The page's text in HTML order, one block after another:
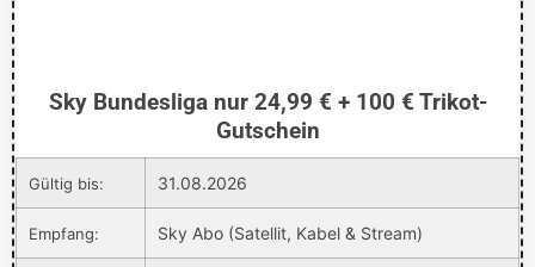
Sky Bundesliga nur 24,99 € + 100 € Trikot-
Gutschein
Gültig bis: 31.08.2026
Empfang: Sky Abo (Satellit, Kabel & Stream)